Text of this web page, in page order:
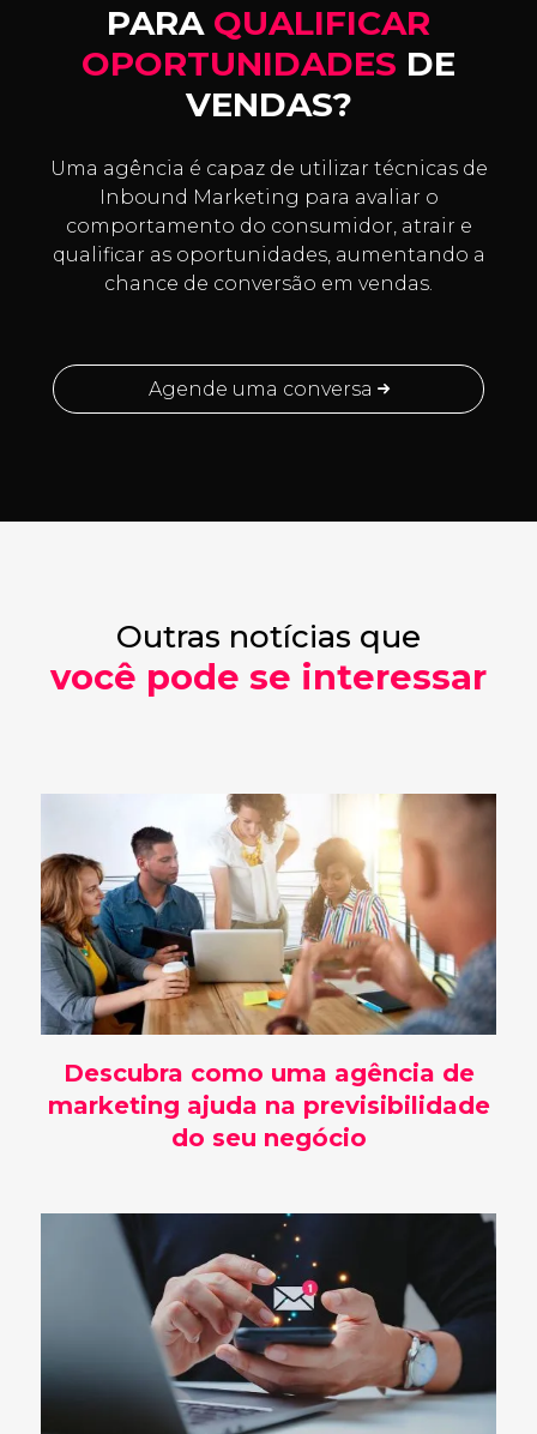
PARA QUALIFICAR
OPORTUNIDADES DE
VENDAS?
Uma agência é capaz de utilizar técnicas de
Inbound Marketing para avaliar o
comportamento do consumidor, atrair e
qualificar as oportunidades, aumentando a
chance de conversão em vendas.
Agende uma conversa
Outras notícias que
você pode se interessar
Descubra como uma agência de
marketing ajuda na previsibilidade
do seu negócio